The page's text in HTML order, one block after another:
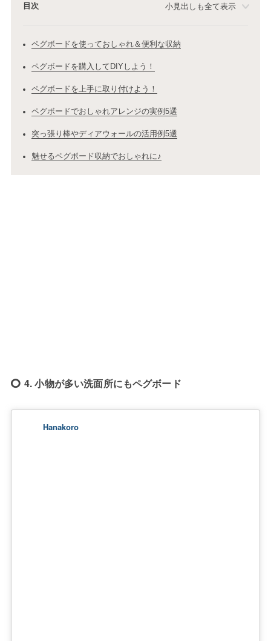
目次 小見出しも全て表示
ペグボードを使っておしゃれ＆便利な収納
ペグボードを購入してDIYしよう！
ペグボードを上手に取り付けよう！
ペグボードでおしゃれアレンジの実例5選
突っ張り棒やディアウォールの活用例5選
魅せるペグボード収納でおしゃれに♪
4. 小物が多い洗面所にもペグボード
Hanakoro